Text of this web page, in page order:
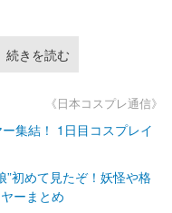
続きを読む
《日本コスプレ通信》
集結！ 1日目コスプレイ
”初めて見たぞ！妖怪や格
ーまとめ